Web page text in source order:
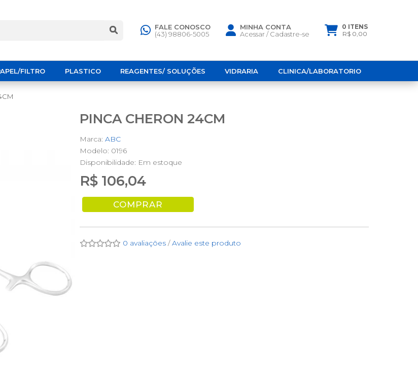
FALE CONOSCO
(43) 98806-5005
MINHA CONTA
Acessar/Cadastre-se
0 ITENS
R$ 0,00
FILTRO PLASTICO REAGENTES/ SOLUÇÕES VIDRARIA CLINICA/LABORATORIO
PINCA CHERON 24CM
Marca: ABC
Modelo: 0196
Disponibilidade: Em estoque
R$ 106,04
COMPRAR
0 avaliações /Avalie este produto